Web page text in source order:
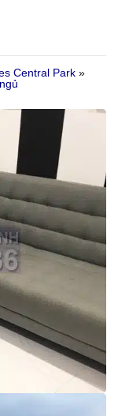
Central Park »